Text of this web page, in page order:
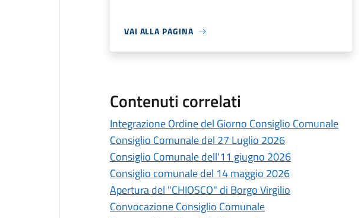
VAI ALLA PAGINA
Contenuti correlati
Integrazione Ordine del Giorno Consiglio Comunale
Consiglio Comunale del 27 Luglio 2026
Consiglio Comunale dell'11 giugno 2026
Consiglio comunale del 14 maggio 2026
Apertura del "CHIOSCO" di Borgo Virgilio
Convocazione Consiglio Comunale